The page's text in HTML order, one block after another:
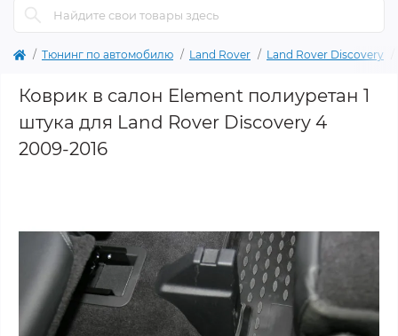
Тюнинг по автомобилю Land Rover Land Rover Discovery
Коврик в салон Element полиуретан 1
штука для Land Rover Discovery 4
2009-2016